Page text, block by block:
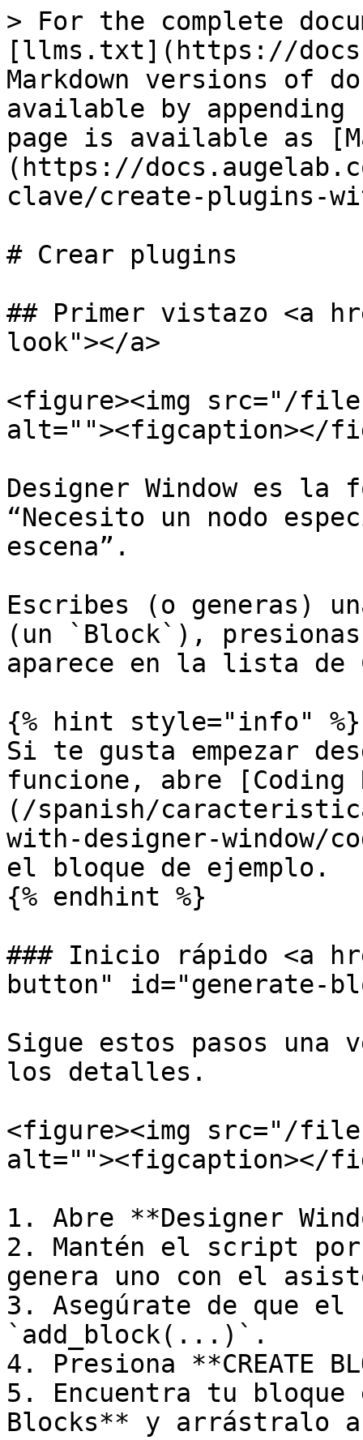
> For the complete
[llms.txt](https://
Markdown versions of
available by
page is available as
(https://
clave/create-plugins-
# Crear plugins
## Primer vistazo <a
look"></a>
<figure><img src="/files/
alt=""><figcaption></
Designer Window es la
“Necesito un nodo
escena”.
Escribes (o generas)
(un `Block`), presionas
aparece en la lista de
{% hint style="info" %}
Si te gusta empezar
funcione, abre [Coding
(/spanish/
with-designer-window/
el bloque de ejemplo.
{% endhint %}
### Inicio rápido <a
button" id="generate-
Sigue estos pasos una
los detalles.
<figure><img src="/
alt=""><figcaption></
1. Abre **Designer
2. Mantén el script
genera uno con el
3. Asegúrate de que
`add_block(...)`.
4. Presiona **CREATE
5. Encuentra tu
Blocks** y arrástralo a